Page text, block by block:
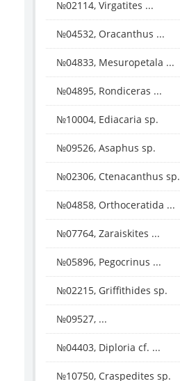
№02114, Virgatites ...
№04532, Oracanthus ...
№04833, Mesuropetala ...
№04895, Rondiceras ...
№10004, Ediacaria sp.
№09526, Asaphus sp.
№02306, Ctenacanthus sp.
№04858, Orthoceratida ...
№07764, Zaraiskites ...
№05896, Pegocrinus ...
№02215, Griffithides sp.
№09527, ...
№04403, Diploria cf. ...
№10750, Craspedites sp.